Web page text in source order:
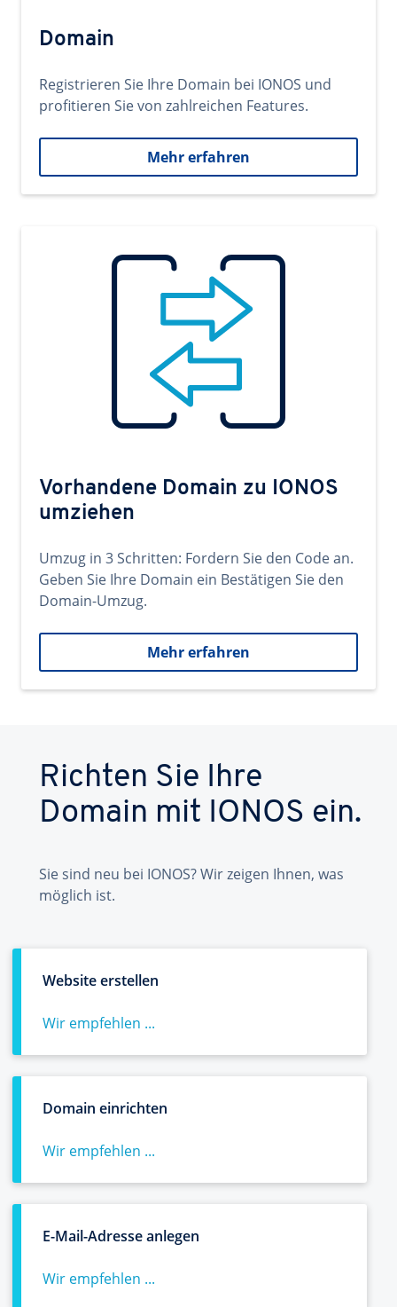
Domain
Registrieren Sie Ihre Domain bei IONOS und
profitieren Sie von zahlreichen Features.
Mehr erfahren
Vorhandene Domain zu IONOS
umziehen
Umzug in 3 Schritten: Fordern Sie den Code an.
Geben Sie Ihre Domain ein Bestätigen Sie den
Domain-Umzug.
Mehr erfahren
Richten Sie Ihre
Domain mit IONOS ein.
Sie sind neu bei IONOS? Wir zeigen Ihnen, was
möglich ist.
Website erstellen
Wir empfehlen ...
Domain einrichten
Wir empfehlen ...
E-Mail-Adresse anlegen
Wir empfehlen ...